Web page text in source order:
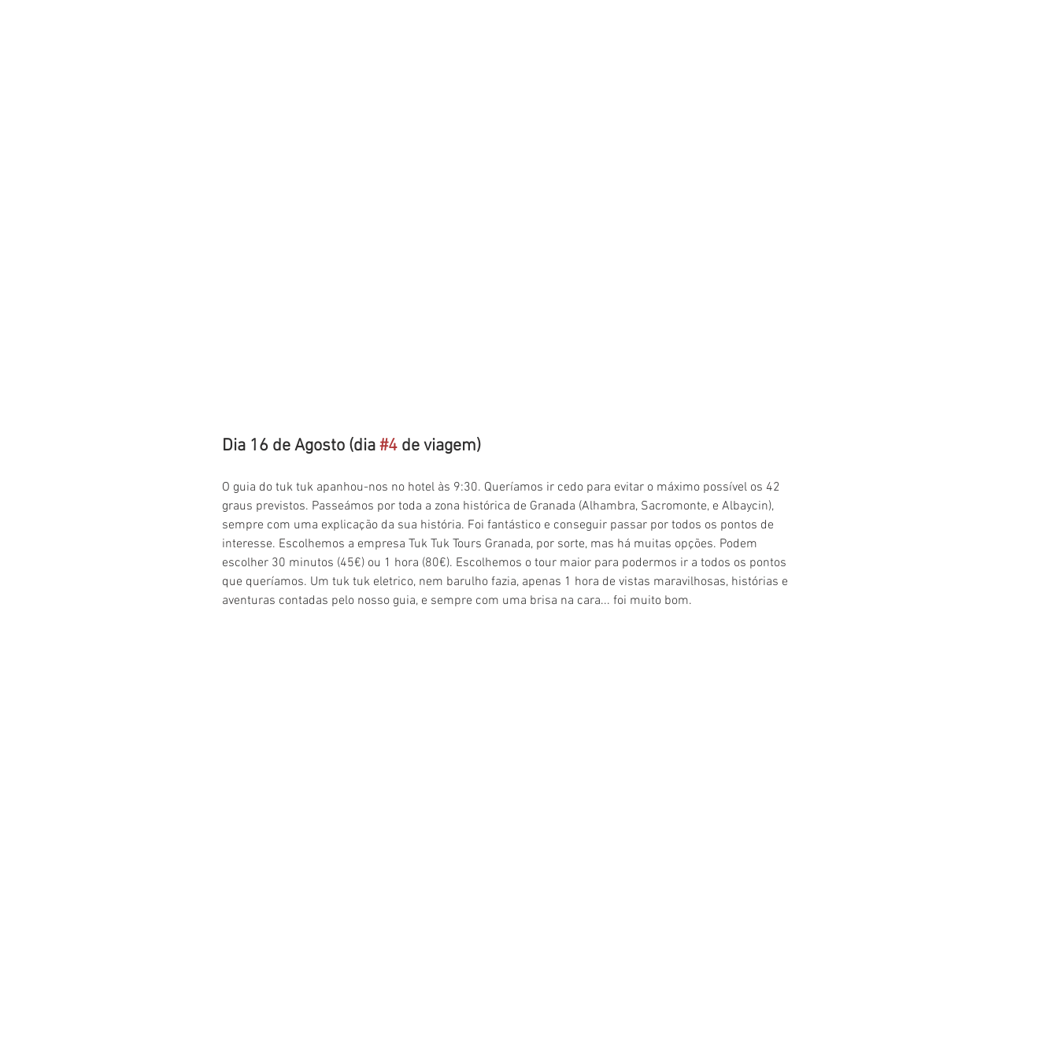
Dia 16 de Agosto (dia #4 de viagem)
O guia do tuk tuk apanhou-nos no hotel às 9:30. Queríamos ir cedo para evitar o máximo possível os 42
graus previstos. Passeámos por toda a zona histórica de Granada (Alhambra, Sacromonte, e Albaycin),
sempre com uma explicação da sua história. Foi fantástico e conseguir passar por todos os pontos de
interesse. Escolhemos a empresa Tuk Tuk Tours Granada, por sorte, mas há muitas opções. Podem
escolher 30 minutos (45€) ou 1 hora (80€). Escolhemos o tour maior para podermos ir a todos os pontos
que queríamos. Um tuk tuk eletrico, nem barulho fazia, apenas 1 hora de vistas maravilhosas, histórias e
aventuras contadas pelo nosso guia, e sempre com uma brisa na cara... foi muito bom.